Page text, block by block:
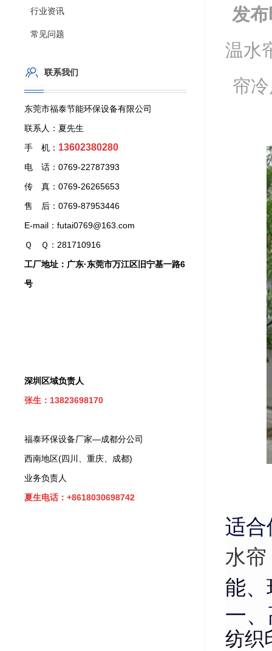
发
温水
帘
适合
水帘
能、
一
纺织
行业资讯
常见问题
联系我们
东莞市福泰节能环保设备有限公司
联系人：夏先生
手 机： 13602380280
电 话：0769-22787393
传 真：0769-26265653
售 后：0769-87953446
E-mail：futai0769@163.com
Ｑ Ｑ：281710916
工厂地址：广东·东莞市万江区旧宁基一路6
号
深圳区域负责人
张生：13823698170
福泰环保设备厂家—成都分公司
西南地区(四川、重庆、成都)
业务负责人
夏生电话：+8618030698742